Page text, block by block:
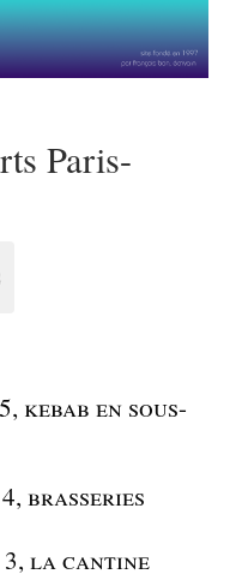
Paris-
kebab en sous-
brasseries
3, la cantine